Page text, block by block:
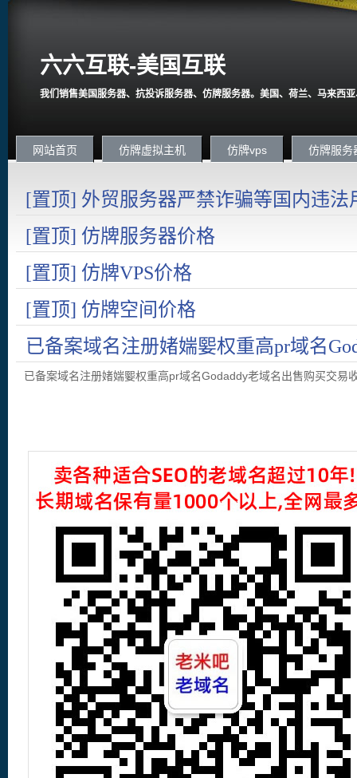
六六互联-美国互联
我们销售美国服务器、抗投诉服务器、仿牌服务器。美国、荷兰、马来西
网站首页 仿牌虚拟主机 仿牌vps 仿牌服务
[置顶] 外贸服务器严禁诈骗等国内违法
国内在严打诈骗。
[置顶] 仿牌服务器价格
[置顶] 仿牌VPS价格
[置顶] 仿牌空间价格
已备案域名注册媎媏媐权重高pr域名
域名出售购买交易收录域名,外链反链域
已备案域名注册媎媏媐权重高pr域名Godaddy老域名出售购买交易